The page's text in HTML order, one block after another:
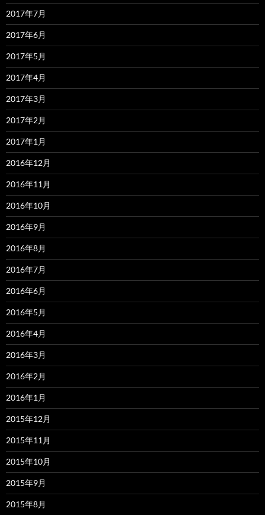
2017年7月
2017年6月
2017年5月
2017年4月
2017年3月
2017年2月
2017年1月
2016年12月
2016年11月
2016年10月
2016年9月
2016年8月
2016年7月
2016年6月
2016年5月
2016年4月
2016年3月
2016年2月
2016年1月
2015年12月
2015年11月
2015年10月
2015年9月
2015年8月